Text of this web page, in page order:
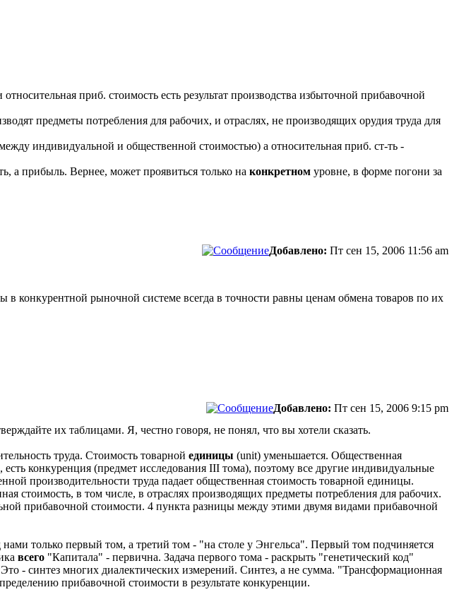
приб. стоимость есть результат производства избыточной прибавочной
предметы потребления для рабочих, и отраслях, не производящих орудия труда для
индивидуальной и общественной стоимостью) а относительная приб. ст-ть -
а прибыль. Вернее, может проявиться только на конкретном уровне, в форме погони за
Добавлено: Пт сен 15, 2006 11:56 am
конкурентной рыночной системе всегда в точности равны ценам обмена товаров по их
Добавлено: Пт сен 15, 2006 9:15 pm
их таблицами. Я, честно говоря, не понял, что вы хотели сказать.
труда. Стоимость товарной единицы (unit) уменьшается. Общественная
конкуренция (предмет исследования III тома), поэтому все другие индивидуальные
производительности труда падает общественная стоимость товарной единицы.
стоимость, в том числе, в отраслях производящих предметы потребления для рабочих.
прибавочной стоимости. 4 пункта разницы между этими двумя видами прибавочной
только первый том, а третий том - "на столе у Энгельса". Первый том подчиняется
всего "Капиталa" - первична. Задача первого тома - раскрыть "генетический код"
- синтез многих диалектических измерений. Синтез, а не сумма. "Трансформационная
прибавочной стоимости в результате конкуренции.